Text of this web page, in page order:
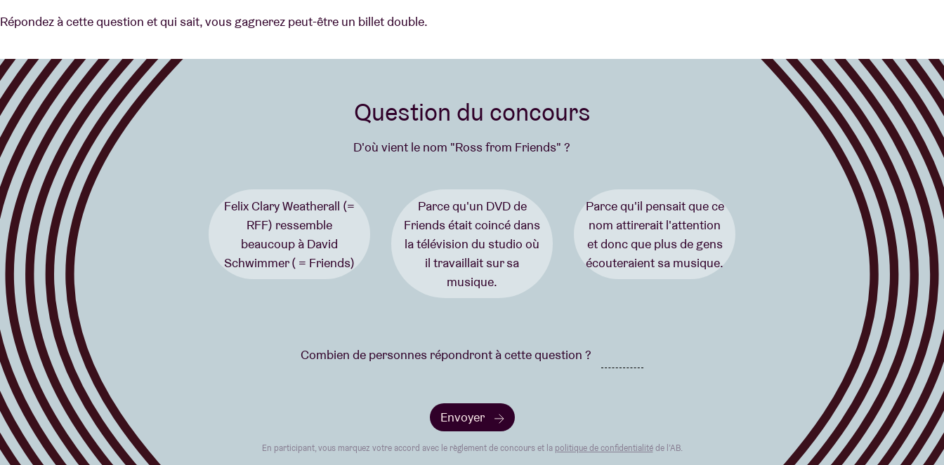
Répondez à cette question et qui sait, vous gagnerez peut-être un billet double.
Question du concours
D'où vient le nom "Ross from Friends" ?
Felix Clary Weatherall (=
RFF) ressemble
beaucoup à David
Schwimmer ( = Friends)
Parce qu'un DVD de
Friends était coincé dans
la télévision du studio où
il travaillait sur sa
musique.
Parce qu'il pensait que ce
nom attirerait l'attention
et donc que plus de gens
écouteraient sa musique.
Combien de personnes répondront à cette question ?
Envoyer
En participant, vous marquez votre accord avec le règlement de concours et la politique de confidentialitéde l’AB.